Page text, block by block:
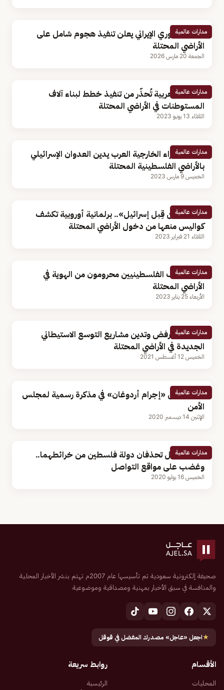
مدارات عالمية
الحرس الثوري الإيراني يعلن تنفيذ هجوم شامل على
الأراضي المحتلة
الجمعة 20 مارس 2026
مدارات عالمية
الجامعة العربية تُحذّر من تنفيذ خطط لبناء آلاف
المستوطنات في الأراضي المحتلة
الثلاثاء 13 يونيو 2023
مدارات عالمية
مجلس وزراء الخارجية العرب يدين العدوان الإسرائيلي
بالأراضي الفلسطينية المحتلة
الخميس 9 مارس 2023
مدارات عالمية
«طُردت من قِبل إسرائيل».. برلمانية أوروبية تكشف
كواليس منعها من دخول الأراضي المحتلة
الثلاثاء 21 فبراير 2023
مدارات عالمية
باحث: آلاف الفلسطينيين محرومون من الهوية في
الأراضي المحتلة
الأربعاء 25 يناير 2023
مدارات عالمية
فلسطين ترفض وتدين مشاريع التوسع الاستيطاني
الجديدة في الأراضي المحتلة
الخميس 12 أغسطس 2021
مدارات عالمية
سوريا تدين «إجرام أردوغان» في مذكرة رسمية لمجلس
الأمن
الإثنين 14 ديسمبر 2020
مدارات عالمية
جوجل وآبل تحذفان دولة فلسطين من خرائطهما..
وغضب على مواقع التواصل
الخميس 16 يوليو 2020
صحيفة إلكترونية سعودية تم تأسيسها عام 2007م تهتم بنشر الأخبار المحلية
والمنافسة في سبق الأخبار بمهنية ومصداقية وموضوعية
★اجعل «عاجل» مصدرك المفضل في قوقل
الأقسام
المحليات
روابط سريعة
الرئيسية